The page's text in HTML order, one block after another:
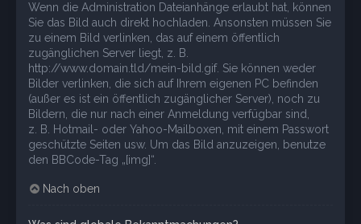
Wenn die Administration Dateianhänge erlaubt hat, können
Sie das Bild auch direkt hochladen. Ansonsten müssen Sie
zu einem Bild verlinken, das auf einem öffentlich
zugänglichen Server liegt, z. B.
http://www.domain.tld/mein-bild.gif. Sie können weder
Bilder verlinken, die sich auf Ihrem eigenen PC befinden
(außer es ist ein öffentlich zugänglicher Server), noch zu
Bildern, die nur nach einer Anmeldung verfügbar sind,
z. B. Hotmail- oder Yahoo-Mailboxen, mit einem Passwort
geschützte Seiten usw. Um das Bild anzuzeigen, benutze
den BBCode-Tag „[img]“.
Nach oben